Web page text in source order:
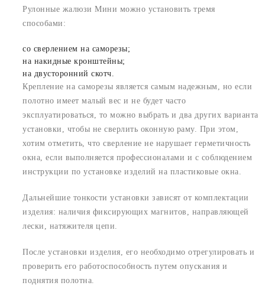
Рулонные жалюзи Мини можно установить тремя
способами:
со сверлением на саморезы;
на накидные кронштейны;
на двусторонний скотч.
Крепление на саморезы является самым надежным, но если
полотно имеет малый вес и не будет часто
эксплуатироваться, то можно выбрать и два других варианта
установки, чтобы не сверлить оконную раму. При этом,
хотим отметить, что сверление не нарушает герметичность
окна, если выполняется профессионалами и с соблюдением
инструкции по установке изделий на пластиковые окна.
Дальнейшие тонкости установки зависят от комплектации
изделия: наличия фиксирующих магнитов, направляющей
лески, натяжителя цепи.
После установки изделия, его необходимо отрегулировать и
проверить его работоспособность путем опускания и
поднятия полотна.